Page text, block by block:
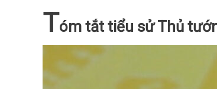
Tóm tắt tiểu sử Thủ